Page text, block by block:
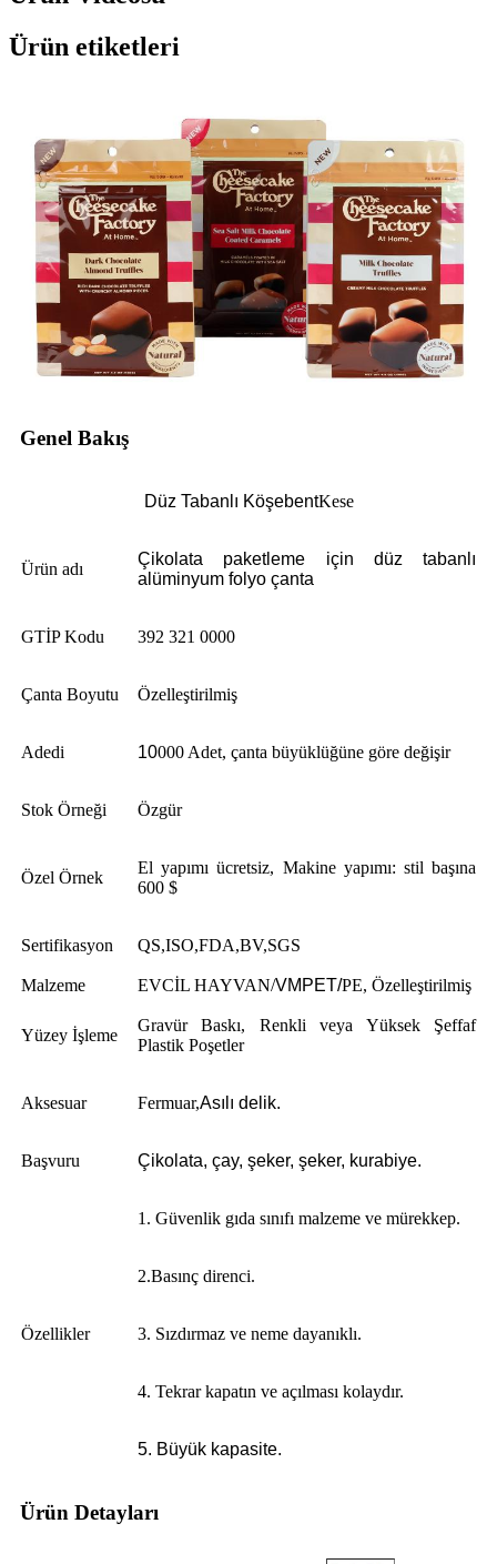
Ürün etiketleri
Genel Bakış
Düz Tabanlı KöşebentKese
Ürün adı
Çikolata paketleme için düz tabanlı
alüminyum folyo çanta
GTİP Kodu 392 321 0000
Çanta Boyutu Özelleştirilmiş
Adedi 10000 Adet, çanta büyüklüğüne göre değişir
Stok Örneği Özgür
Özel Örnek
El yapımı ücretsiz, Makine yapımı: stil başına
600 $
Sertifikasyon QS,ISO,FDA,BV,SGS
Malzeme EVCİL HAYVAN/VMPET/PE, Özelleştirilmiş
Yüzey İşleme
Gravür Baskı, Renkli veya Yüksek Şeffaf
Plastik Poşetler
Aksesuar Fermuar,Asılı delik.
Başvuru Çikolata, çay, şeker, şeker, kurabiye.
Özellikler
1. Güvenlik gıda sınıfı malzeme ve mürekkep.
2.Basınç direnci.
3. Sızdırmaz ve neme dayanıklı.
4. Tekrar kapatın ve açılması kolaydır.
5. Büyük kapasite.
Ürün Detayları